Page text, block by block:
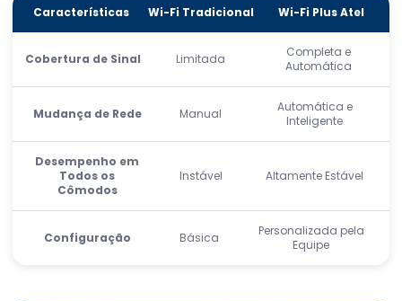
Características Wi-Fi Tradicional Wi-Fi Plus Atel
Cobertura de Sinal Limitada
Completa e
Automática
Mudança de Rede Manual
Automática e
Inteligente
Desempenho em
Todos os
Cômodos
Instável Altamente Estável
Configuração Básica
Personalizada pela
Equipe